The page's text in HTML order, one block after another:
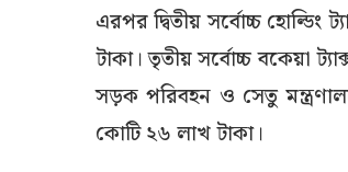
এরপর দ্বিতীয় সর্বোচ্চ
টাকা। তৃতীয় সর্বোচ্চ বকেয়া
সড়ক পরিবহন ও সেতু
কোটি ২৬ লাখ টাকা।